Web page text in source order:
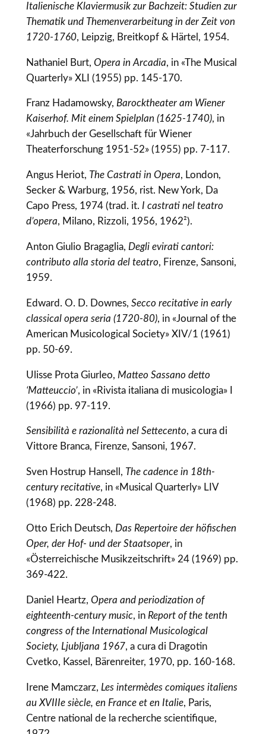
Italienische Klaviermusik zur Bachzeit: Studien zur
Thematik und Themenverarbeitung in der Zeit von
1720-1760, Leipzig, Breitkopf & Härtel, 1954.
Nathaniel Burt, Opera in Arcadia, in «The Musical
Quarterly» XLI (1955) pp. 145-170.
Franz Hadamowsky, Barocktheater am Wiener
Kaiserhof. Mit einem Spielplan (1625-1740), in
«Jahrbuch der Gesellschaft für Wiener
Theaterforschung 1951-52» (1955) pp. 7-117.
Angus Heriot, The Castrati in Opera, London,
Secker & Warburg, 1956, rist. New York, Da
Capo Press, 1974 (trad. it. I castrati nel teatro
d’opera, Milano, Rizzoli, 1956, 1962²).
Anton Giulio Bragaglia, Degli evirati cantori:
contributo alla storia del teatro, Firenze, Sansoni,
1959.
Edward. O. D. Downes, Secco recitative in early
classical opera seria (1720-80), in «Journal of the
American Musicological Society» XIV/1 (1961)
pp. 50-69.
Ulisse Prota Giurleo, Matteo Sassano detto
‘Matteuccio’, in «Rivista italiana di musicologia» I
(1966) pp. 97-119.
Sensibilità e razionalità nel Settecento, a cura di
Vittore Branca, Firenze, Sansoni, 1967.
Sven Hostrup Hansell, The cadence in 18th-
century recitative, in «Musical Quarterly» LIV
(1968) pp. 228-248.
Otto Erich Deutsch, Das Repertoire der höfischen
Oper, der Hof- und der Staatsoper, in
«Österreichische Musikzeitschrift» 24 (1969) pp.
369-422.
Daniel Heartz, Opera and periodization of
eighteenth-century music, in Report of the tenth
congress of the International Musicological
Society, Ljubljana 1967, a cura di Dragotin
Cvetko, Kassel, Bärenreiter, 1970, pp. 160-168.
Irene Mamczarz, Les intermèdes comiques italiens
au XVIIIe siècle, en France et en Italie, Paris,
Centre national de la recherche scientifique,